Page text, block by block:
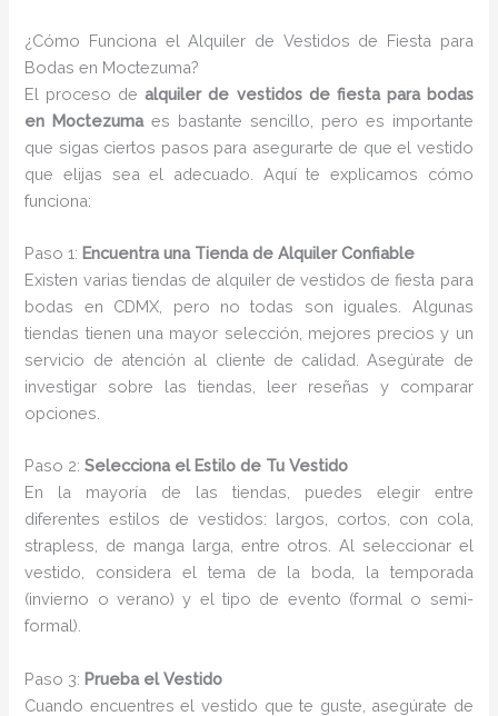
¿Cómo Funciona el Alquiler de Vestidos de Fiesta para
Bodas en Moctezuma?
El proceso dealquiler de vestidos de fiesta para bodas
en Moctezumaes bastante sencillo, pero es importante
que sigas ciertos pasos para asegurarte de que el vestido
que elijas sea el adecuado. Aquí te explicamos cómo
funciona:
Paso 1: Encuentra una Tienda de Alquiler Confiable
Existen varias tiendas de alquiler de vestidos de fiesta para
bodas en CDMX, pero no todas son iguales. Algunas
tiendas tienen una mayor selección, mejores precios y un
servicio de atención al cliente de calidad. Asegúrate de
investigar sobre las tiendas, leer reseñas y comparar
opciones.
Paso 2:Selecciona el Estilo de Tu Vestido
En la mayoría de las tiendas, puedes elegir entre
diferentes estilos de vestidos: largos, cortos, con cola,
strapless, de manga larga, entre otros. Al seleccionar el
vestido, considera el tema de la boda, la temporada
(invierno o verano) y el tipo de evento (formal o semi-
formal).
Paso 3: Prueba el Vestido
Cuando encuentres el vestido que te guste, asegúrate de